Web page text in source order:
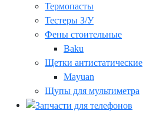
Термопасты
Тестеры З/У
Фены стоительные
Baku
Щетки антистатические
Mayuan
Щупы для мультиметра